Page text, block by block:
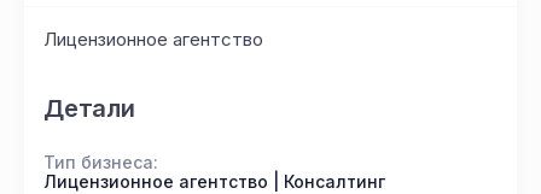
Лицензионное агентство
Детали
Тип бизнеса:
Лицензионное агентство | Консалтинг